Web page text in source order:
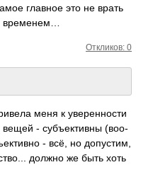
главное это не врать
врем­енем…
Откликов: 0
меня к увер­енно­сти
вещей - субъ­екти­вны (воо­
- всё, но допу­стим,
должно же быть хоть